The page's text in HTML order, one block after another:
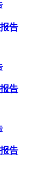
告
告
告